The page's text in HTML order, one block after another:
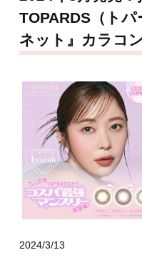
TOPARDS（ト
ネット』カラコ
2024/3/13